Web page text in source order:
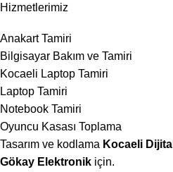
Hizmetlerimiz
Anakart Tamiri
Bilgisayar Bakım ve Tamiri
Kocaeli Laptop Tamiri
Laptop Tamiri
Notebook Tamiri
Oyuncu Kasası Toplama
Tasarım ve kodlama Kocaeli Dijital
Gökay Elektronik için.